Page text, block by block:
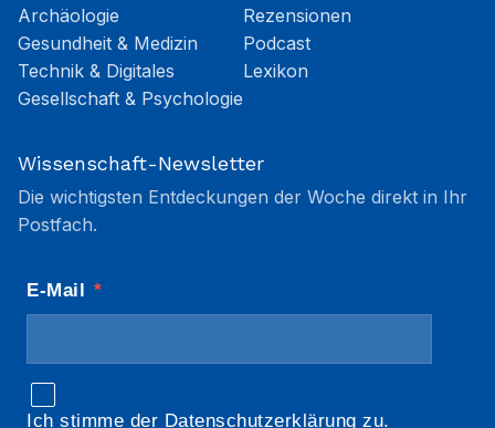
Archäologie
Gesundheit & Medizin
Technik & Digitales
Gesellschaft & Psychologie
Rezensionen
Podcast
Lexikon
Wissenschaft-Newsletter
Die wichtigsten Entdeckungen der Woche direkt in Ihr
Postfach.